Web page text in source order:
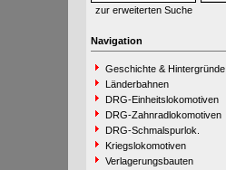
zur erweiterten Suche
Navigation
Geschichte & Hintergründe
Länderbahnen
DRG-Einheitslokomotiven
DRG-Zahnradlokomotiven
DRG-Schmalspurlok.
Kriegslokomotiven
Verlagerungsbauten